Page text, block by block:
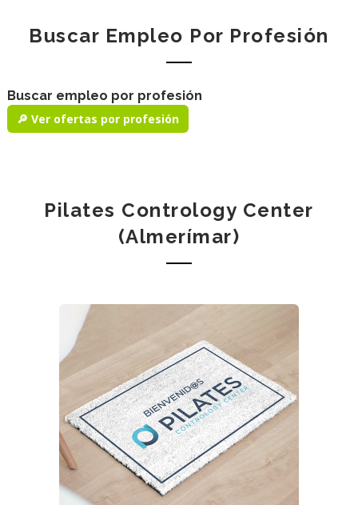
Buscar Empleo Por Profesión
Buscar empleo por profesión
🔎 Ver ofertas por profesión
Pilates Contrology Center
(Almerímar)